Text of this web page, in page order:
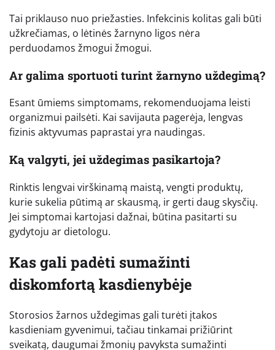
Tai priklauso nuo priežasties. Infekcinis kolitas gali būti
užkrečiamas, o lėtinės žarnyno ligos nėra
perduodamos žmogui žmogui.
Ar galima sportuoti turint žarnyno uždegimą?
Esant ūmiems simptomams, rekomenduojama leisti
organizmui pailsėti. Kai savijauta pagerėja, lengvas
fizinis aktyvumas paprastai yra naudingas.
Ką valgyti, jei uždegimas pasikartoja?
Rinktis lengvai virškinamą maistą, vengti produktų,
kurie sukelia pūtimą ar skausmą, ir gerti daug skysčių.
Jei simptomai kartojasi dažnai, būtina pasitarti su
gydytoju ar dietologu.
Kas gali padėti sumažinti
diskomfortą kasdienybėje
Storosios žarnos uždegimas gali turėti įtakos
kasdieniam gyvenimui, tačiau tinkamai prižiūrint
sveikatą, daugumai žmonių pavyksta sumažinti